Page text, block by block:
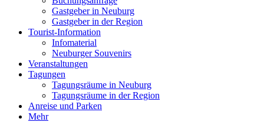
Gastgeber in Neuburg
Gastgeber in der Region
Tourist-Information
Infomaterial
Neuburger Souvenirs
Veranstaltungen
Tagungen
Tagungsräume in Neuburg
Tagungsräume in der Region
Anreise und Parken
Mehr